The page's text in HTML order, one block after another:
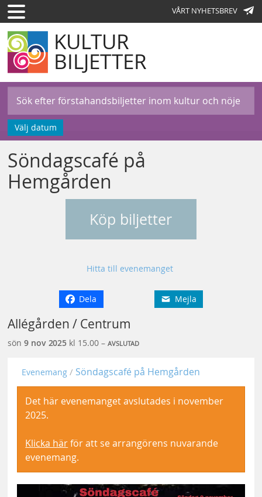
VÅRT NYHETSBREV
KULTUR
BILJETTER
Välj datum
Söndagscafé på
Hemgården
Köp biljetter
Hitta till evenemanget
Dela Mejla
Allégården / Centrum
sön9 nov 2025 kl 15.00 –AVSLUTAD
Evenemang Söndagscafé på Hemgården
Det här evenemanget avslutades i november
2025.
Klicka härför att se arrangörens nuvarande
evenemang.